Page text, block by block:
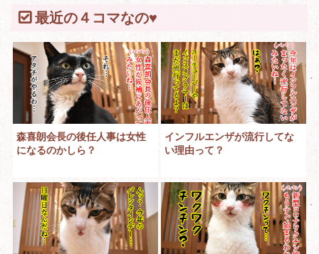
最近の４コマなの♥
森喜朗会長の後任人事は女性
になるのかしら？
インフルエンザが流行してな
い理由って？